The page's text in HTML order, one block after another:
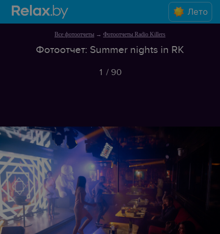
Лето
Все фотоотчеты→ Фотоотчеты Radio Killers
Фотоотчет: Summer nights in RK
1 / 90